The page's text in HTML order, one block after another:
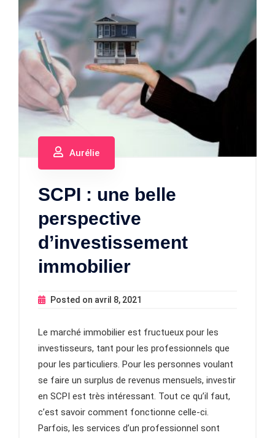
Aurélie
SCPI : une belle
perspective
d’investissement
immobilier
Posted on avril 8, 2021
Le marché immobilier est fructueux pour les
investisseurs, tant pour les professionnels que
pour les particuliers. Pour les personnes voulant
se faire un surplus de revenus mensuels, investir
en SCPI est très intéressant. Tout ce qu’il faut,
c’est savoir comment fonctionne celle-ci.
Parfois, les services d’un professionnel sont